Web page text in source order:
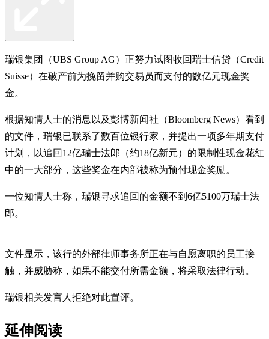
瑞银集团（UBS Group AG）正努力试图收回瑞士信贷（Credit
Suisse）在破产前为挽留并购交易员而支付的数亿元现金奖
金。
根据知情人士的消息以及彭博新闻社（Bloomberg News）看到
的文件，瑞银已联系了数百位银行家，并提出一项多年期支付
计划，以追回12亿瑞士法郎（约18亿新元）的限制性现金花红
中的一大部分，这些奖金在内部被称为预付现金奖励。
一位知情人士称，瑞银寻求追回的金额不到6亿5100万瑞士法
郎。
文件显示，该行的外部律师事务所正在与自愿离职的员工接
触，并威胁称，如果不能交付所需金额，将采取法律行动。
瑞银相关发言人拒绝对此置评。
延伸阅读